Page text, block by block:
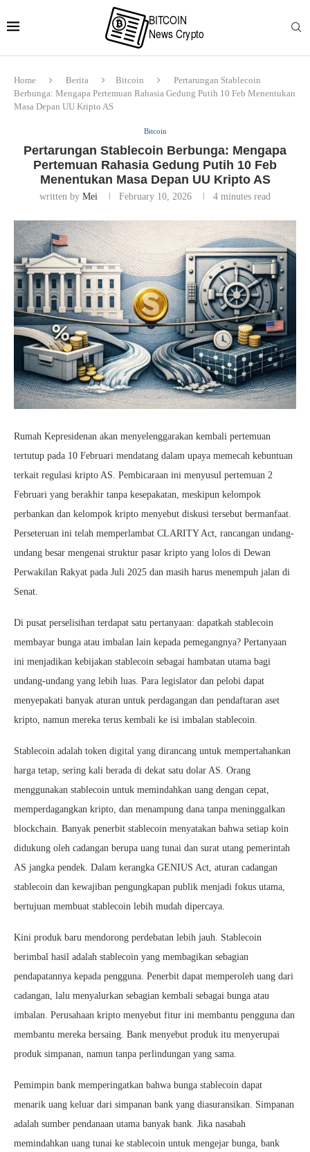
Home Berita Bitcoin
Pertarungan Stablecoin
Berbunga: Mengapa Pertemuan Rahasia Gedung Putih 10 Feb Menentukan
Masa Depan UU Kripto AS
Bitcoin
Pertarungan Stablecoin Berbunga: Mengapa
Pertemuan Rahasia Gedung Putih 10 Feb
Menentukan Masa Depan UU Kripto AS
written by Mei February 10, 2026 4 minutes read
Rumah Kepresidenan akan menyelenggarakan kembali pertemuan
tertutup pada 10 Februari mendatang dalam upaya memecah kebuntuan
terkait regulasi kripto AS. Pembicaraan ini menyusul pertemuan 2
Februari yang berakhir tanpa kesepakatan, meskipun kelompok
perbankan dan kelompok kripto menyebut diskusi tersebut bermanfaat.
Perseteruan ini telah memperlambat CLARITY Act, rancangan undang-
undang besar mengenai struktur pasar kripto yang lolos di Dewan
Perwakilan Rakyat pada Juli 2025 dan masih harus menempuh jalan di
Senat.
Di pusat perselisihan terdapat satu pertanyaan: dapatkah stablecoin
membayar bunga atau imbalan lain kepada pemegangnya? Pertanyaan
ini menjadikan kebijakan stablecoin sebagai hambatan utama bagi
undang-undang yang lebih luas. Para legislator dan pelobi dapat
menyepakati banyak aturan untuk perdagangan dan pendaftaran aset
kripto, namun mereka terus kembali ke isi imbalan stablecoin.
Stablecoin adalah token digital yang dirancang untuk mempertahankan
harga tetap, sering kali berada di dekat satu dolar AS. Orang
menggunakan stablecoin untuk memindahkan uang dengan cepat,
memperdagangkan kripto, dan menampung dana tanpa meninggalkan
blockchain. Banyak penerbit stablecoin menyatakan bahwa setiap koin
didukung oleh cadangan berupa uang tunai dan surat utang pemerintah
AS jangka pendek. Dalam kerangka GENIUS Act, aturan cadangan
stablecoin dan kewajiban pengungkapan publik menjadi fokus utama,
bertujuan membuat stablecoin lebih mudah dipercaya.
Kini produk baru mendorong perdebatan lebih jauh. Stablecoin
berimbal hasil adalah stablecoin yang membagikan sebagian
pendapatannya kepada pengguna. Penerbit dapat memperoleh uang dari
cadangan, lalu menyalurkan sebagian kembali sebagai bunga atau
imbalan. Perusahaan kripto menyebut fitur ini membantu pengguna dan
membantu mereka bersaing. Bank menyebut produk itu menyerupai
produk simpanan, namun tanpa perlindungan yang sama.
Pemimpin bank memperingatkan bahwa bunga stablecoin dapat
menarik uang keluar dari simpanan bank yang diasuransikan. Simpanan
adalah sumber pendanaan utama banyak bank. Jika nasabah
memindahkan uang tunai ke stablecoin untuk mengejar bunga, bank